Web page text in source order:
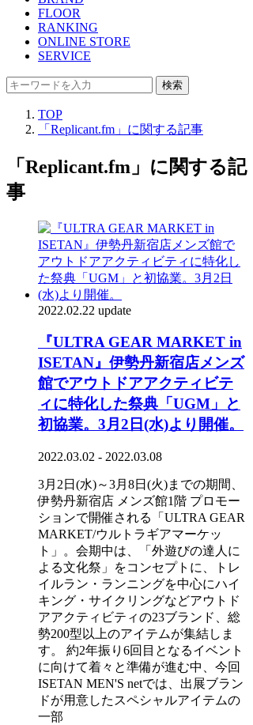
FLOOR
RANKING
ONLINE STORE
SERVICE
検索
TOP
「Replicant.fm」に関する記事
「Replicant.fm」に関する記
事
2022.02.22 update
『ULTRA GEAR MARKET in
ISETAN』伊勢丹新宿店メンズ
館でアウトドアアクティビテ
ィに特化した祭典「UGM」と
初協業。3月2日(水)より開催。
2022.03.02 - 2022.03.08
3月2日(水)～3月8日(火)までの期間、
伊勢丹新宿店 メンズ館1階 プロモー
ションで開催される「ULTRA GEAR
MARKET/ウルトラギアマーケッ
ト」。会期中は、「外遊びの達人に
よる文化祭」をコンセプトに、トレ
イルラン・ランニングを中心にハイ
キング・サイクリングなどアウトド
アアクティビティの23ブランド、総
勢200型以上のアイテムが集結しま
す。 約2年振り6回目となるイベント
に向けて着々と準備が進む中、今回
ISETAN MEN'S netでは、出展ブラン
ドが用意したスペシャルアイテムの
一部